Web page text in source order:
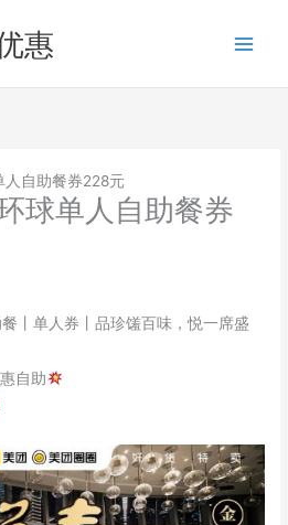
惠
人自助餐券228元
球单人自助餐券
丨单人券丨品珍馐百味，悦一席盛
自助